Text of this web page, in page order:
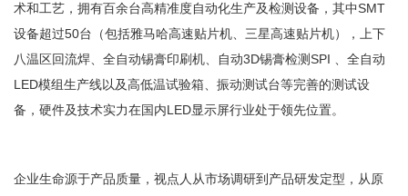
术和工艺，拥有百余台高精准度自动化生产及检测设备，其中SMT
设备超过50台（包括雅马哈高速贴片机、三星高速贴片机），上下
八温区回流焊、全自动锡膏印刷机、自动3D锡膏检测SPI 、全自动
LED模组生产线以及高低温试验箱、振动测试台等完善的测试设
备，硬件及技术实力在国内LED显示屏行业处于领先位置。
企业生命源于产品质量，视点人从市场调研到产品研发定型，从原